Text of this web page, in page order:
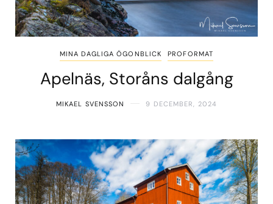
MINA DAGLIGA ÖGONBLICK PROFORMAT
Apelnäs, Storåns dalgång
MIKAEL SVENSSON 9 DECEMBER, 2024